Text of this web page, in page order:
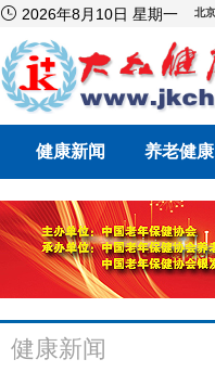
 2026年8月10日 星期一
健康新闻 养老健康
健康新闻